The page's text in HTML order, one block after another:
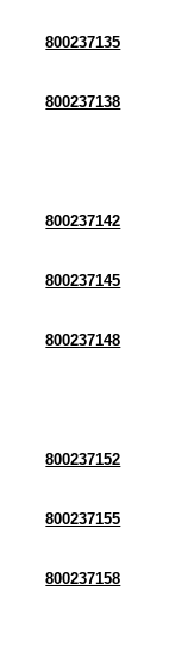
800237135
800237138
800237142
800237145
800237148
800237152
800237155
800237158